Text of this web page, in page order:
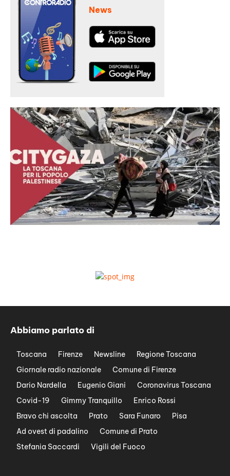
News
Abbiamo parlato di
Toscana Firenze Newsline
Regione Toscana
Giornale radio nazionale
Comune di Firenze
Dario Nardella
Eugenio Giani
Coronavirus Toscana
Covid-19
Gimmy Tranquillo
Enrico Rossi
Bravo chi ascolta
Prato Sara Funaro
Pisa
Ad ovest di padalino
Comune di Prato
Stefania Saccardi
Vigili del Fuoco